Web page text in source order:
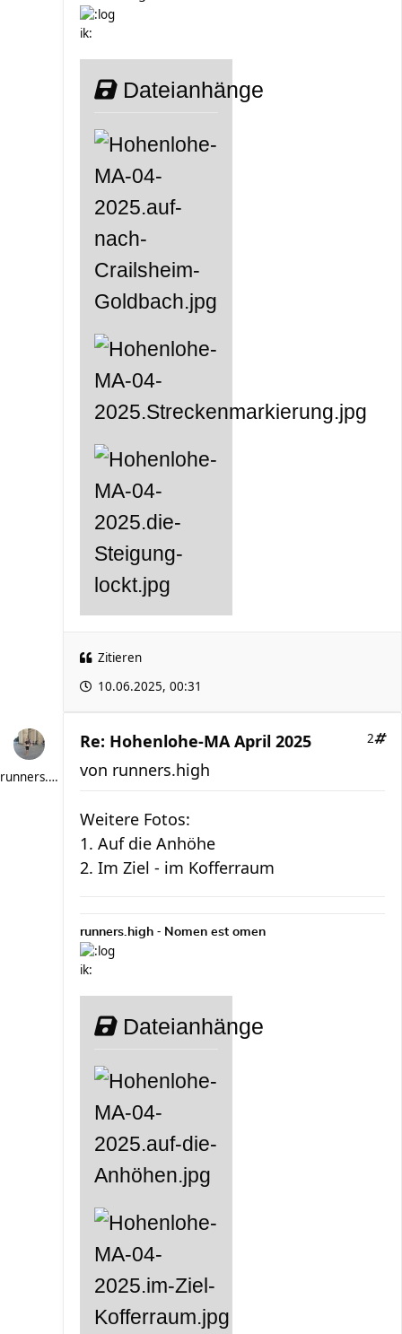
Dateianhänge
Zitieren
10.06.2025, 00:31
runners.high
Re: Hohenlohe-MA April 2025 2
von runners.high
Weitere Fotos:
1. Auf die Anhöhe
2. Im Ziel - im Kofferraum
runners.high - Nomen est omen
Dateianhänge